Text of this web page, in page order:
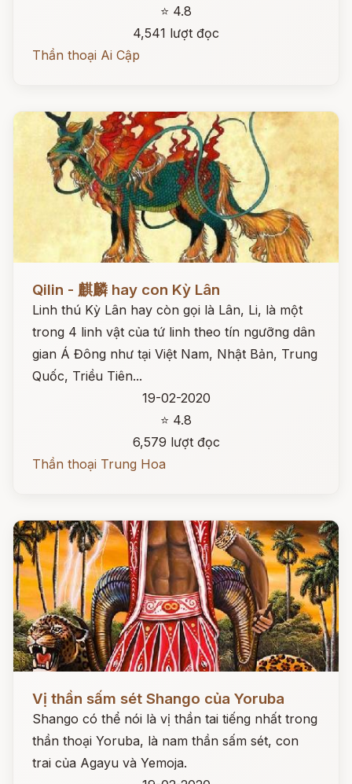
⭐ 4.8
4,541 lượt đọc
Thần thoại Ai Cập
Qilin - 麒麟 hay con Kỳ Lân
Linh thú Kỳ Lân hay còn gọi là Lân, Li, là một
trong 4 linh vật của tứ linh theo tín ngưỡng dân
gian Á Đông như tại Việt Nam, Nhật Bản, Trung
Quốc, Triều Tiên...
19-02-2020
⭐ 4.8
6,579 lượt đọc
Thần thoại Trung Hoa
Đọc ngay
Vị thần sấm sét Shango của Yoruba
Shango có thể nói là vị thần tai tiếng nhất trong
thần thoại Yoruba, là nam thần sấm sét, con
trai của Agayu và Yemoja.